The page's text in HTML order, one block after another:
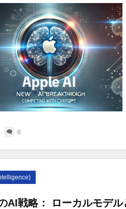
0
AI戦略： ローカルモデ